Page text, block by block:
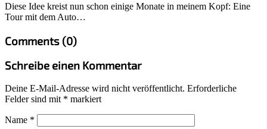
Diese Idee kreist nun schon einige Monate in meinem Kopf: Eine
Tour mit dem Auto…
Comments (0)
Schreibe einen Kommentar
Deine E-Mail-Adresse wird nicht veröffentlicht. Erforderliche
Felder sind mit * markiert
Name *